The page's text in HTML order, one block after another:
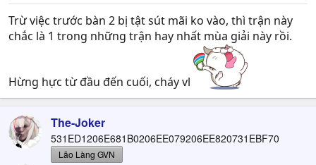
Trừ việc trước bàn 2 bị tật sút mãi ko vào, thì trận này
chắc là 1 trong những trận hay nhất mùa giải này rồi.
Hừng hực từ đầu đến cuối, cháy vl
The-Joker
531ED1206E681B0206EE079206EE820731EBF70
Lão Làng GVN